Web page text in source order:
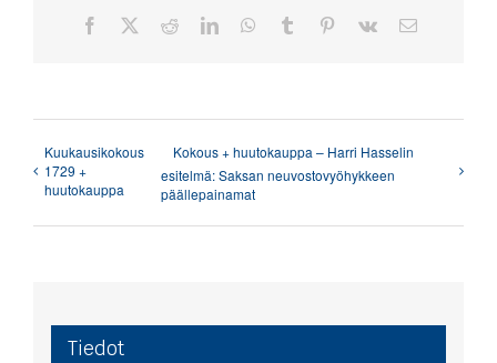
Facebook RedditLinkedInWhatsApp
Tumblr Pinterest
Vk Sähköposti
Kuukausikokous
1729 +
huutokauppa
Kokous + huutokauppa – Harri Hasselin
esitelmä: Saksan neuvostovyöhykkeen
päällepainamat
Tiedot